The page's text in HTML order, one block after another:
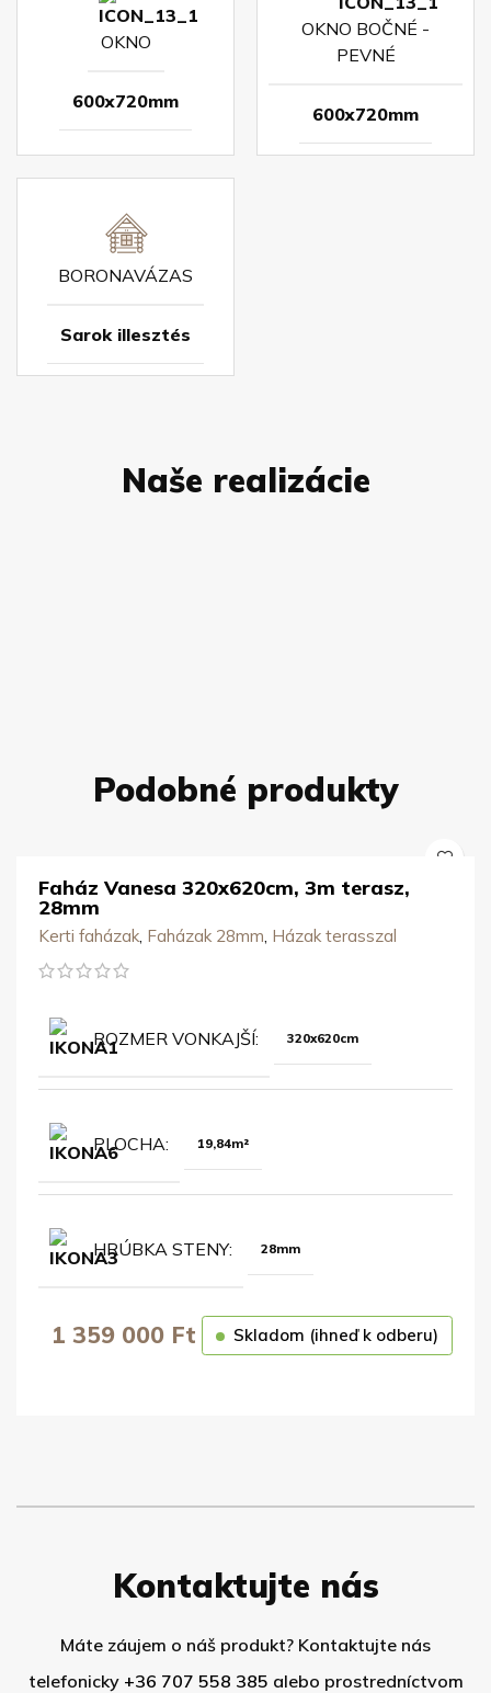
OKNO
600x720mm
OKNO BOČNÉ -
PEVNÉ
600x720mm
BORONAVÁZAS
Sarok illesztés
Naše realizácie
Podobné produkty
Faház Vanesa​ 320x620cm, 3m terasz,
28mm
Kerti faházak, Faházak 28mm, Házak terasszal
ROZMER VONKAJŠÍ 320x620cm
PLOCHA 19,84m²
HRÚBKA STENY 28mm
1 359 000 Ft Skladom (ihneď k odberu)
Kontaktujte nás
Máte záujem o náš produkt? Kontaktujte nás
telefonicky +36 707 558 385 alebo prostredníctvom